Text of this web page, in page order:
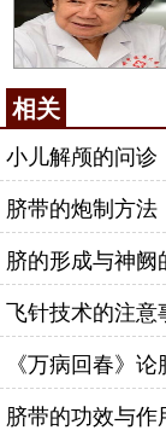
相关
小儿解颅的问诊
脐带的炮制方法
脐的形成与神阙
飞针技术的注意
《万病回春》
脐带的功效与作